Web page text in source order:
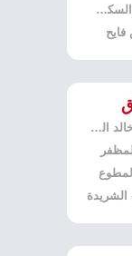
توزيع : هشام السكران
غناء : عايض, خالد المظفر